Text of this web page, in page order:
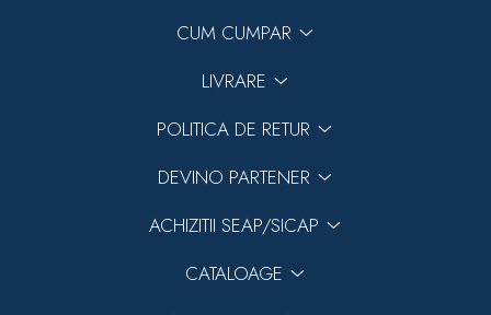
CUM CUMPAR
LIVRARE
POLITICA DE RETUR
DEVINO PARTENER
ACHIZITII SEAP/SICAP
CATALOAGE